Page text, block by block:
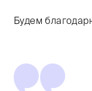
Будем